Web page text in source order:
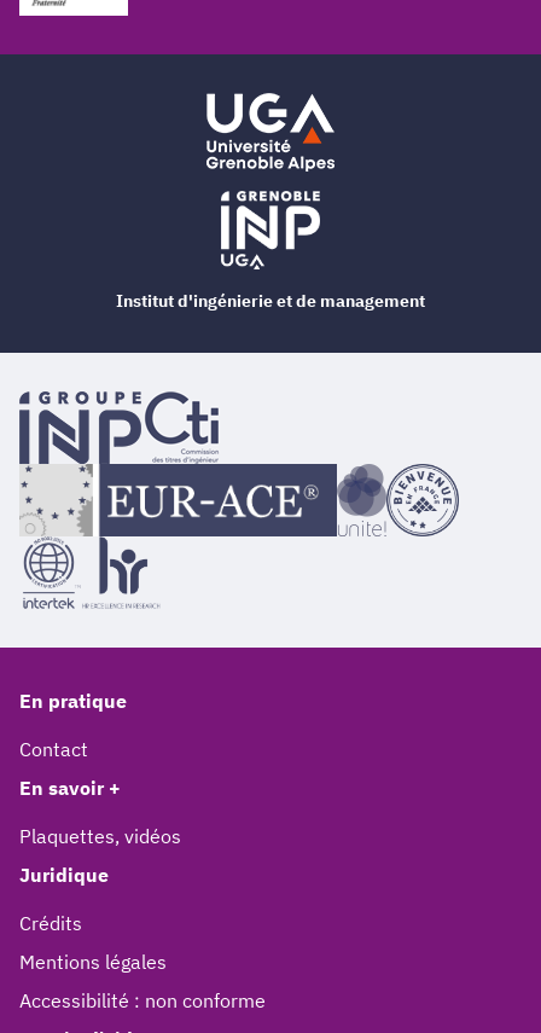
En pratique
Contact
En savoir +
Plaquettes, vidéos
Juridique
Crédits
Mentions légales
Accessibilité : non conforme
Institut d'ingénierie et de management